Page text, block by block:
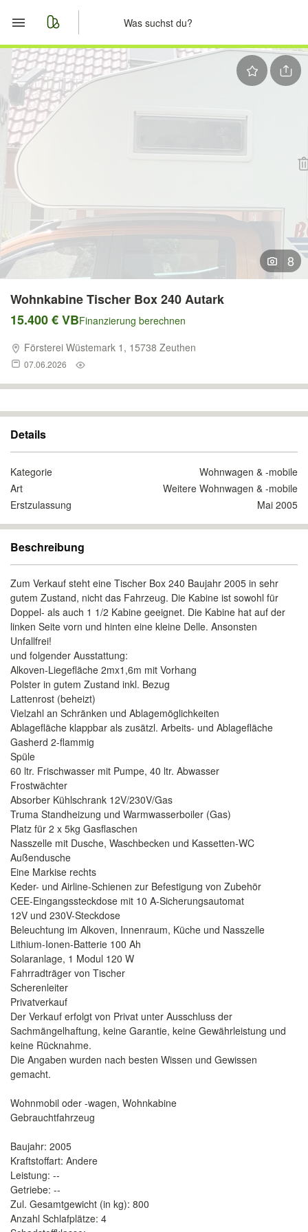
Start
Merkliste
Nachrichten
8
Wohnkabine Tischer Box 240 Autark
15.400 € VBFinanzierung berechnen
Försterei Wüstemark 1, 15738 Zeuthen
07.06.2026
Details
Kategorie
Wohnwagen & -mobile
Art
Weitere Wohnwagen & -mobile
Erstzulassung
Mai 2005
Beschreibung
Zum Verkauf steht eine Tischer Box 240 Baujahr 2005 in sehr
gutem Zustand, nicht das Fahrzeug. Die Kabine ist sowohl für
Doppel- als auch 1 1/2 Kabine geeignet. Die Kabine hat auf der
linken Seite vorn und hinten eine kleine Delle. Ansonsten
Unfallfrei!
und folgender Ausstattung:
Alkoven-Liegefläche 2mx1,6m mit Vorhang
Polster in gutem Zustand inkl. Bezug
Lattenrost (beheizt)
Vielzahl an Schränken und Ablagemöglichkeiten
Ablagefläche klappbar als zusätzl. Arbeits- und Ablagefläche
Gasherd 2-flammig
Spüle
60 ltr. Frischwasser mit Pumpe, 40 ltr. Abwasser
Frostwächter
Absorber Kühlschrank 12V/230V/Gas
Truma Standheizung und Warmwasserboiler (Gas)
Platz für 2 x 5kg Gasflaschen
Nasszelle mit Dusche, Waschbecken und Kassetten-WC
Außendusche
Eine Markise rechts
Keder- und Airline-Schienen zur Befestigung von Zubehör
CEE-Eingangssteckdose mit 10 A-Sicherungsautomat
12V und 230V-Steckdose
Beleuchtung im Alkoven, Innenraum, Küche und Nasszelle
Lithium-Ionen-Batterie 100 Ah
Solaranlage, 1 Modul 120 W
Fahrradträger von Tischer
Scherenleiter
Privatverkauf
Der Verkauf erfolgt von Privat unter Ausschluss der
Sachmängelhaftung, keine Garantie, keine Gewährleistung und
keine Rücknahme.
Die Angaben wurden nach besten Wissen und Gewissen
gemacht.
Wohnmobil oder -wagen, Wohnkabine
Gebrauchtfahrzeug
Baujahr: 2005
Kraftstoffart: Andere
Leistung: --
Getriebe: --
Zul. Gesamtgewicht (in kg): 800
Anzahl Schlafplätze: 4